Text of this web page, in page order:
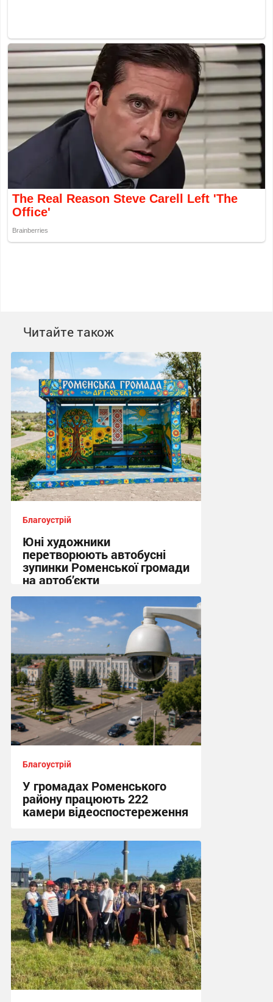
Читайте також
Благоустрій
Юні художники
перетворюють автобусні
зупинки Роменської громади
на артоб’єкти
13:02, 25.06.2026
Благоустрій
У громадах Роменського
району працюють 222
камери відеоспостереження
14:02, 16.06.2026